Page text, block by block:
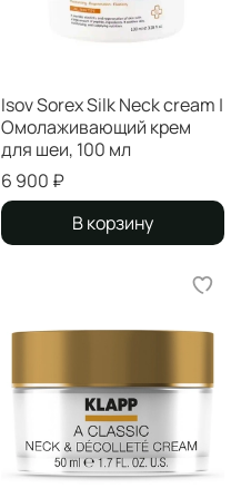
Isov Sorex Silk Neck cream |
Омолаживающий крем
для шеи, 100 мл
6 900 ₽
В корзину